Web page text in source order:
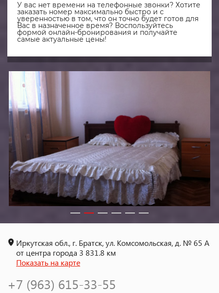
У вас нет времени на телефонные звонки? Хотите
заказать номер максимально быстро и с
уверенностью в том, что он точно будет готов для
Вас в назначенное время? Воспользуйтесь
формой онлайн-бронирования и получайте
самые актуальные цены!
Иркутская обл., г. Братск, ул. Комсомольская, д. № 65 А
от центра города 3 831.8 км
Показать на карте
+7 (963) 615-33-55